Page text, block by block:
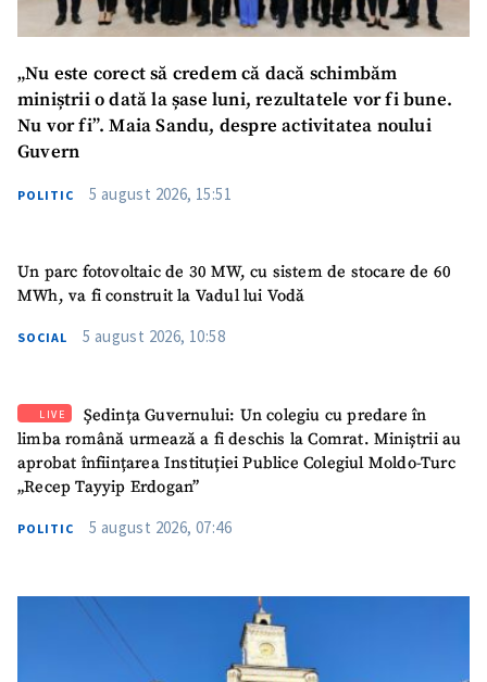
„Nu este corect să credem că dacă schimbăm
miniștrii o dată la șase luni, rezultatele vor fi bune.
Nu vor fi”. Maia Sandu, despre activitatea noului
Guvern
POLITIC 5 august 2026, 15:51
Un parc fotovoltaic de 30 MW, cu sistem de stocare de 60
MWh, va fi construit la Vadul lui Vodă
SOCIAL 5 august 2026, 10:58
LIVE
Ședința Guvernului: Un colegiu cu predare în
limba română urmează a fi deschis la Comrat. Miniștrii au
aprobat înființarea Instituției Publice Colegiul Moldo-Turc
„Recep Tayyip Erdogan”
POLITIC 5 august 2026, 07:46
TRIMITE ȘTIREA